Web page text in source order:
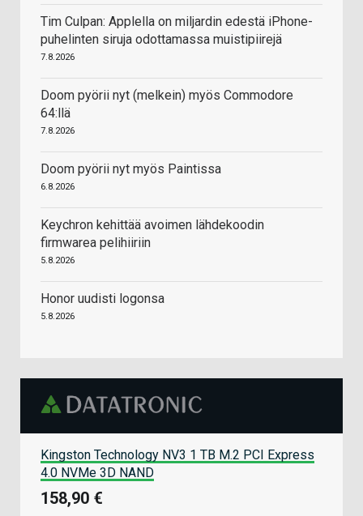
Tim Culpan: Applella on miljardin edestä iPhone-
puhelinten siruja odottamassa muistipiirejä
7.8.2026
Doom pyörii nyt (melkein) myös Commodore
64:llä
7.8.2026
Doom pyörii nyt myös Paintissa
6.8.2026
Keychron kehittää avoimen lähdekoodin
firmwarea pelihiiriin
5.8.2026
Honor uudisti logonsa
5.8.2026
Kingston Technology NV3 1 TB M.2 PCI Express
4.0 NVMe 3D NAND
158,90 €